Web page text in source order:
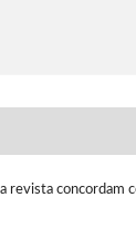
revista concordam